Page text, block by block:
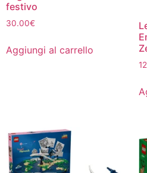
festivo
30.00€
Aggiungi al carrello